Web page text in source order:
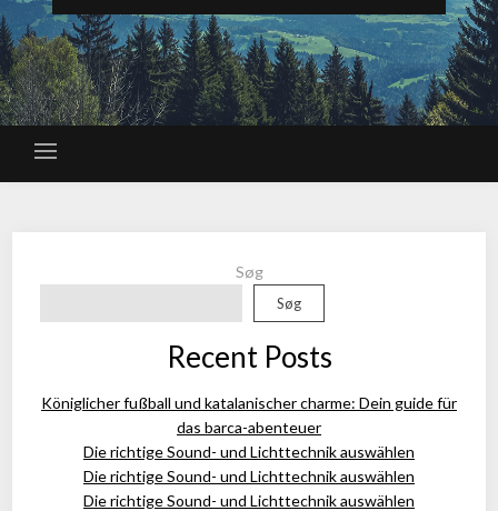
Søg
Søg
Recent Posts
Königlicher fußball und katalanischer charme: Dein guide für
das barca-abenteuer
Die richtige Sound- und Lichttechnik auswählen
Die richtige Sound- und Lichttechnik auswählen
Die richtige Sound- und Lichttechnik auswählen